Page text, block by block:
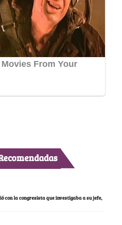
con la congresista que investigaba a su jefe,